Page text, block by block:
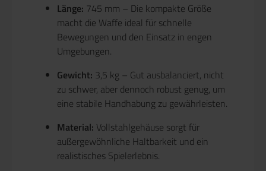
Länge: 745 mm – Die kompakte Größe
macht die Waffe ideal für schnelle
Bewegungen und den Einsatz in engen
Umgebungen.
Gewicht: 3,5 kg – Gut ausbalanciert, nicht
zu schwer, aber dennoch robust genug, um
eine stabile Handhabung zu gewährleisten.
Material: Vollstahlgehäuse sorgt für
außergewöhnliche Haltbarkeit und ein
realistisches Spielerlebnis.